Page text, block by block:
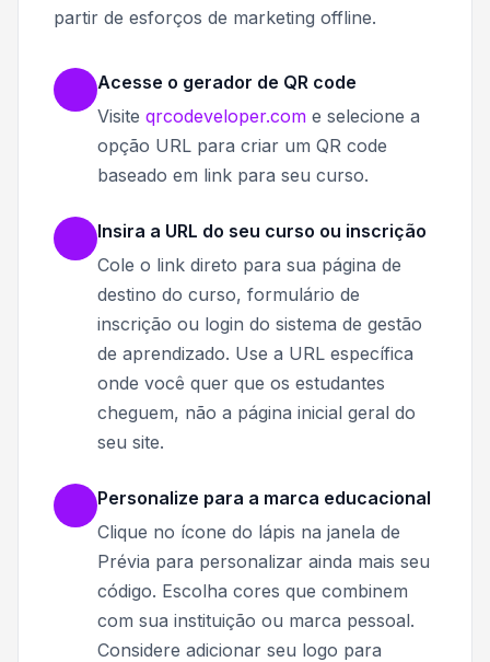
partir de esforços de marketing offline.
Acesse o gerador de QR code
Visite qrcodeveloper.com e selecione a
opção URL para criar um QR code
baseado em link para seu curso.
Insira a URL do seu curso ou inscrição
Cole o link direto para sua página de
destino do curso, formulário de
inscrição ou login do sistema de gestão
de aprendizado. Use a URL específica
onde você quer que os estudantes
cheguem, não a página inicial geral do
seu site.
Personalize para a marca educacional
Clique no ícone do lápis na janela de
Prévia para personalizar ainda mais seu
código. Escolha cores que combinem
com sua instituição ou marca pessoal.
Considere adicionar seu logo para